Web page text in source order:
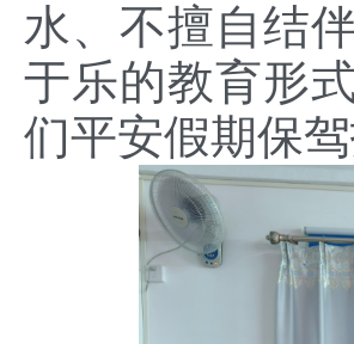
水、不擅自结
于乐的教育形
们平安假期保驾